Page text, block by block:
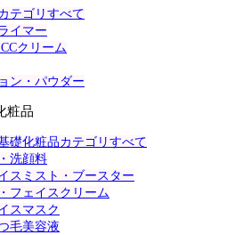
テゴリすべて
イマー
クリーム
ン・パウダー
粧品
礎化粧品カテゴリすべて
洗顔料
スミスト・ブースター
フェイスクリーム
スマスク
毛美容液